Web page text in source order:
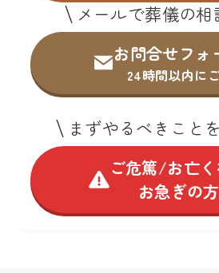
メールで葬儀の相
お問合せフォ
24時間以内に
まずやるべきこと
ご危篤/お亡
お急ぎの